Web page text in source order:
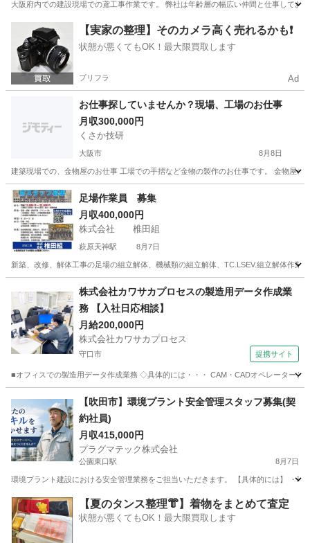
大阪府内での建設現場での鳶工事作業です。 弊社は年齢層の幅広い仲間と仕事して
香里園駅 鳶職 建設現場
【実家の整理】そのカメラ高く売れるかも❗️
状態が悪くてもOK！最大限買取します
プリフラ Ad
お仕事探していませんか？現場、工場のお仕事
月収300,000円
くさか技研
大阪市 8月8日
建築現場での、金物屋のお仕事 工場での手摺など金物の製作のお仕事です。 金物屋
大阪 大阪市 内装職人 未経験
足場作業員 募集
月収400,000円
株式会社 椎田組
萩原天神駅 8月7日
新築、改修、解体工事の足場の組立解体、機械類の組立解体、TC.LSEV.組立解体作
萩原天神駅 鳶職 足場
株式会社カワサカプロセスの製造用データ作成業
務 【入社日応相談】
月給200,000円
株式会社カワサカプロセス
守口市 提携サイト
■オフィスでの製造用データ作成業務 ◇具体的には・・・ CAM・CADオペレーターと
CAD
【吹田市】環境プラント安全管理スタッフ募集(契
約社員)
月収415,000円
プラグマテック株式会社
公園東口駅 8月7日
環境プラント建設における安全管理業務をご担当いただきます。 【具体的には】 ・
大阪 吹田市 公園東口駅 その他 契約社員
【夏のタンス整理👘】着物をまとめて査定
状態が悪くてもOK！最大限買取します